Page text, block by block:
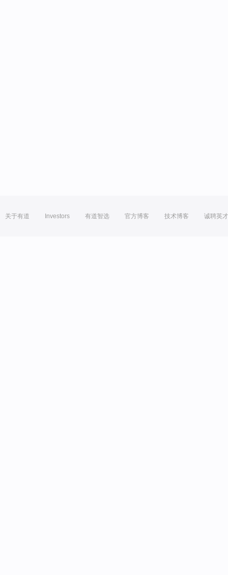
关于有道 Investors 有道智选 官方博客 技术博客 诚聘英才